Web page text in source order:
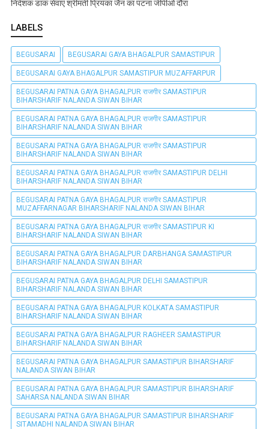
निदेशक डाक सेवाएं श्रीमती प्रियंका जैन का पटना जीपीओ दौरा
LABELS
BEGUSARAI BEGUSARAI GAYA BHAGALPUR SAMASTIPUR
BEGUSARAI GAYA BHAGALPUR SAMASTIPUR MUZAFFARPUR
BEGUSARAI PATNA GAYA BHAGALPUR राजगीर SAMASTIPUR
BIHARSHARIF NALANDA SIWAN BIHAR
BEGUSARAI PATNA GAYA BHAGALPUR राजगीर SAMASTIPUR
BIHARSHARIF NALANDA SIWAN BIHAR
BEGUSARAI PATNA GAYA BHAGALPUR राजगीर SAMASTIPUR
BIHARSHARIF NALANDA SIWAN BIHAR
BEGUSARAI PATNA GAYA BHAGALPUR राजगीर SAMASTIPUR DELHI
BIHARSHARIF NALANDA SIWAN BIHAR
BEGUSARAI PATNA GAYA BHAGALPUR राजगीर SAMASTIPUR
MUZAFFARNAGAR BIHARSHARIF NALANDA SIWAN BIHAR
BEGUSARAI PATNA GAYA BHAGALPUR राजगीर SAMASTIPUR KI
BIHARSHARIF NALANDA SIWAN BIHAR
BEGUSARAI PATNA GAYA BHAGALPUR DARBHANGA SAMASTIPUR
BIHARSHARIF NALANDA SIWAN BIHAR
BEGUSARAI PATNA GAYA BHAGALPUR DELHI SAMASTIPUR
BIHARSHARIF NALANDA SIWAN BIHAR
BEGUSARAI PATNA GAYA BHAGALPUR KOLKATA SAMASTIPUR
BIHARSHARIF NALANDA SIWAN BIHAR
BEGUSARAI PATNA GAYA BHAGALPUR RAGHEER SAMASTIPUR
BIHARSHARIF NALANDA SIWAN BIHAR
BEGUSARAI PATNA GAYA BHAGALPUR SAMASTIPUR BIHARSHARIF
NALANDA SIWAN BIHAR
BEGUSARAI PATNA GAYA BHAGALPUR SAMASTIPUR BIHARSHARIF
SAHARSA NALANDA SIWAN BIHAR
BEGUSARAI PATNA GAYA BHAGALPUR SAMASTIPUR BIHARSHARIF
SITAMADHI NALANDA SIWAN BIHAR